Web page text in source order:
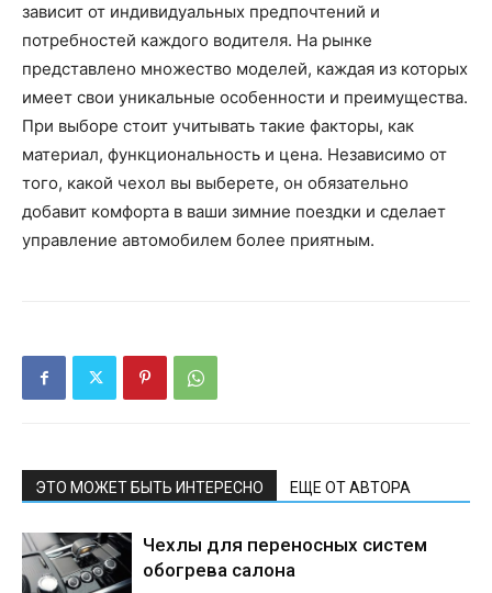
зависит от индивидуальных предпочтений и
потребностей каждого водителя. На рынке
представлено множество моделей, каждая из которых
имеет свои уникальные особенности и преимущества.
При выборе стоит учитывать такие факторы, как
материал, функциональность и цена. Независимо от
того, какой чехол вы выберете, он обязательно
добавит комфорта в ваши зимние поездки и сделает
управление автомобилем более приятным.
ЭТО МОЖЕТ БЫТЬ ИНТЕРЕСНО ЕЩЕ ОТ АВТОРА
Чехлы для переносных систем
обогрева салона